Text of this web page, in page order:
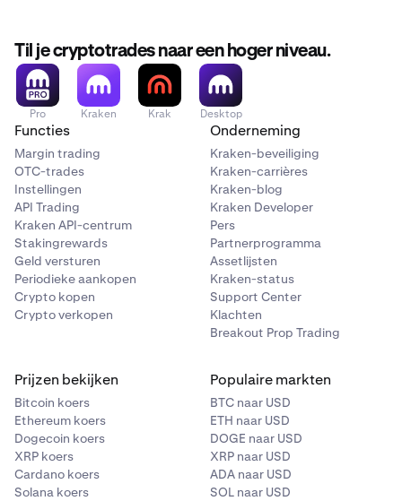
Til je cryptotrades naar een hoger niveau.
Pro Kraken Krak Desktop
Functies
Margin trading
OTC-trades
Instellingen
API Trading
Kraken API-centrum
Stakingrewards
Geld versturen
Periodieke aankopen
Crypto kopen
Crypto verkopen
Onderneming
Kraken-beveiliging
Kraken-carrières
Kraken-blog
Kraken Developer
Pers
Partnerprogramma
Assetlijsten
Kraken-status
Support Center
Klachten
Breakout Prop Trading
Prijzen bekijken
Bitcoin koers
Ethereum koers
Dogecoin koers
XRP koers
Cardano koers
Solana koers
Populaire markten
BTC naar USD
ETH naar USD
DOGE naar USD
XRP naar USD
ADA naar USD
SOL naar USD